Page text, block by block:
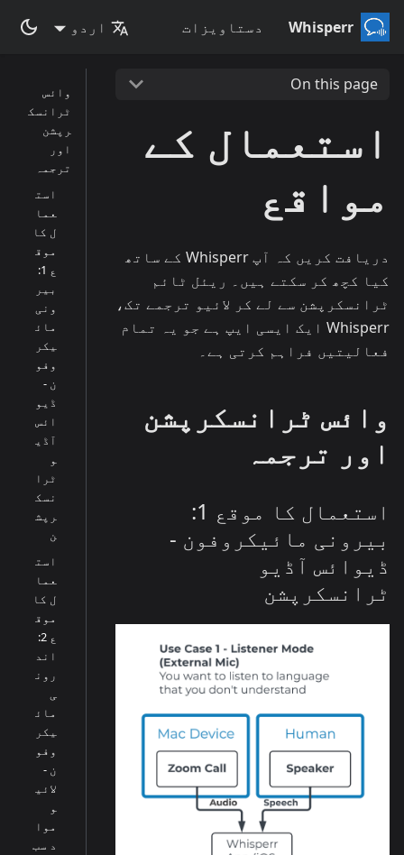
Whisperr دستاویزات اردو
On this page
استعمال کے
مواقع
دریافت کریں کہ آپ Whisperr کے ساتھ
کیا کچھ کر سکتے ہیں۔ ریئل ٹائم
ٹرانسکرپشن سے لے کر لائیو ترجمے تک،
Whisperr ایک ایسی ایپ ہے جو یہ تمام
فعالیتیں فراہم کرتی ہے۔
وائس ٹرانسکرپشن
اور ترجمہ
استعمال کا موقع 1:
بیرونی مائیکروفون -
ڈیوائس آڈیو
ٹرانسکرپشن
وائس
ٹرانسک
رپشن
اور
ترجمہ
است
عما
ل کا
موق
ع 1:
بیر
ونی
مائ
یکر
وفو
ن -
ڈیو
ائس
آڈی
و
ٹرا
نسک
رپش
ن
است
عما
ل کا
موق
ع 2:
اند
رون
ی
مائ
یکر
وفو
ن -
لائی
و
موا
د سب